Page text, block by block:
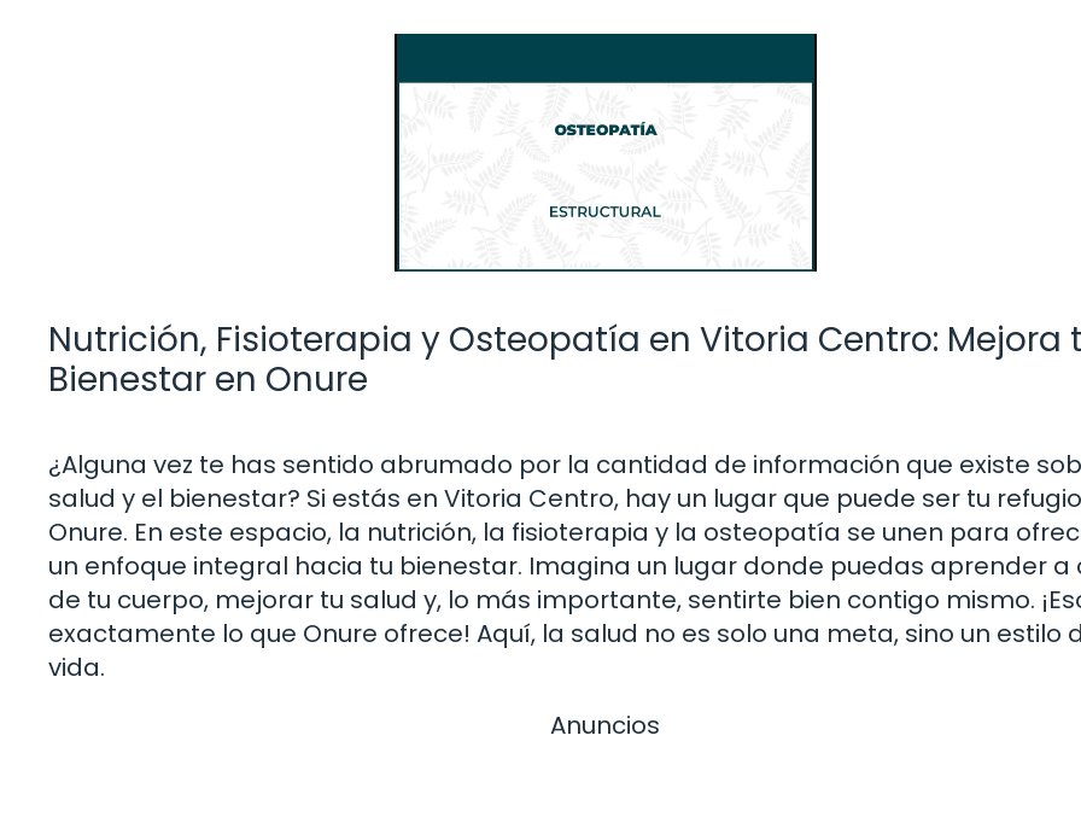
Nutrición, Fisioterapia y Osteopatía en Vitoria Centro: Mejora
Bienestar en Onure
¿Alguna vez te has sentido abrumado por la cantidad de información que existe
salud y el bienestar? Si estás en Vitoria Centro, hay un lugar que puede ser tu
Onure. En este espacio, la nutrición, la fisioterapia y la osteopatía se unen para
un enfoque integral hacia tu bienestar. Imagina un lugar donde puedas aprender a
de tu cuerpo, mejorar tu salud y, lo más importante, sentirte bien contigo mismo.
exactamente lo que Onure ofrece! Aquí, la salud no es solo una meta, sino un estilo
vida.
Anuncios